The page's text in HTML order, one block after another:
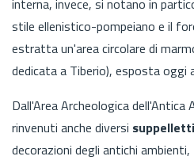
interna, invece, si notano in
stile ellenistico-pompeiano e il
estratta un'area circolare di
dedicata a Tiberio), esposta oggi
Dall'Area Archeologica
rinvenuti anche diversi
decorazioni degli antichi